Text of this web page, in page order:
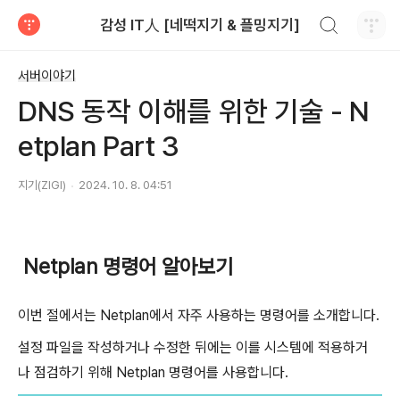
감성 IT人 [네떡지기 & 플밍지기]
서버이야기
DNS 동작 이해를 위한 기술 - N
etplan Part 3
지기(ZIGI) 2024. 10. 8. 04:51
Netplan 명령어 알아보기
이번 절에서는 Netplan에서 자주 사용하는 명령어를 소개합니다.
설정 파일을 작성하거나 수정한 뒤에는 이를 시스템에 적용하거
나 점검하기 위해 Netplan 명령어를 사용합니다.